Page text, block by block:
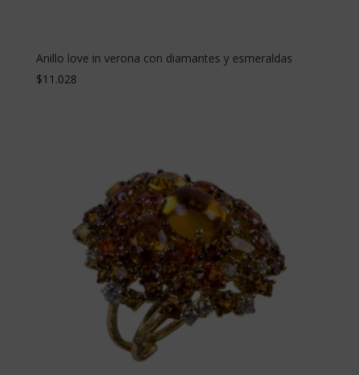
Anillo love in verona con diamantes y esmeraldas
$11.028